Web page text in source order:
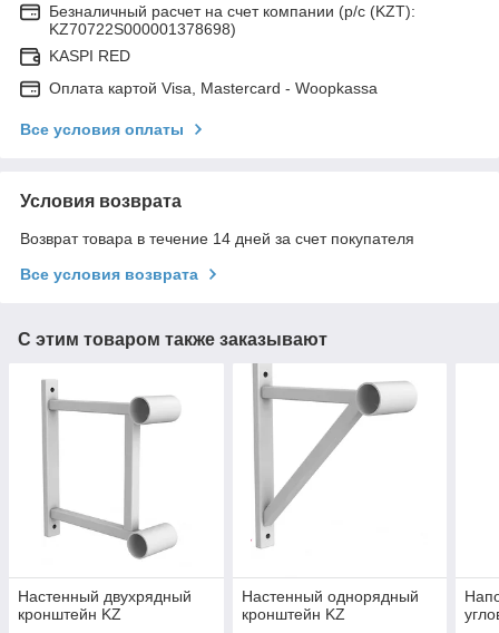
Безналичный расчет на счет компании (р/с (KZT):
KZ70722S000001378698)
KASPI RED
Оплата картой Visa, Mastercard - Woopkassa
Все условия оплаты
Условия возврата
Возврат товара в течение 14 дней за счет покупателя
Все условия возврата
С этим товаром также заказывают
Настенный двухрядный
кронштейн KZ
Настенный однорядный
кронштейн KZ